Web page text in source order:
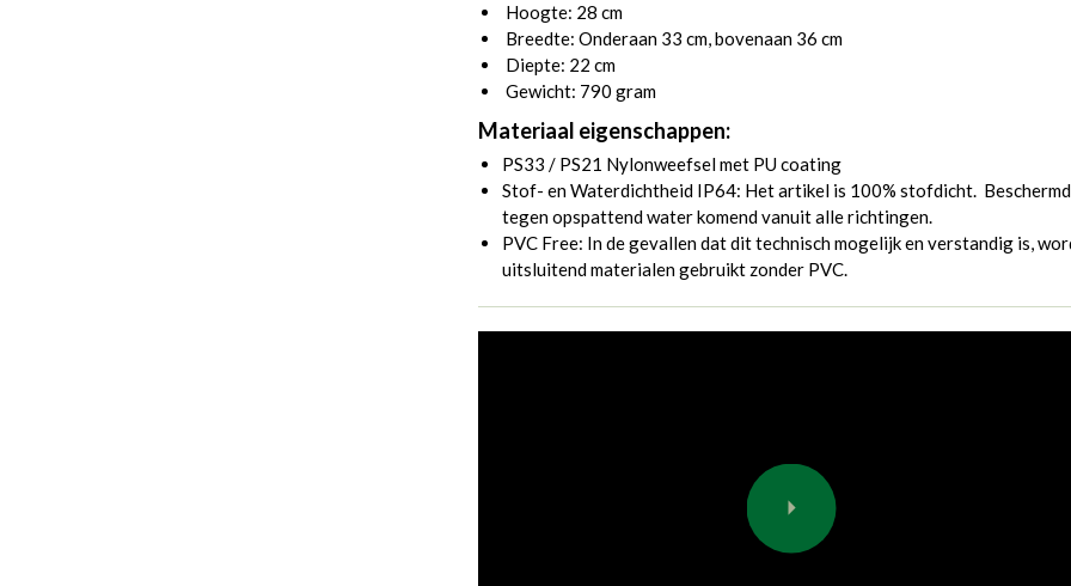
Hoogte: 28 cm
Breedte: Onderaan 33 cm, bovenaan 36 cm
Diepte: 22 cm
Gewicht: 790 gram
Materiaal eigenschappen:
PS33 / PS21 Nylonweefsel met PU coating
Stof- en Waterdichtheid IP64: Het artikel is 100% stofdicht. Beschermd
tegen opspattend water komend vanuit alle richtingen.
PVC Free: In de gevallen dat dit technisch mogelijk en verstandig is,
uitsluitend materialen gebruikt zonder PVC.